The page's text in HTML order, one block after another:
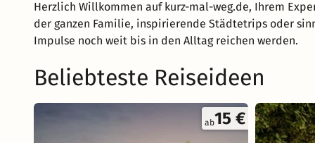
Herzlich Willkommen auf kurz-mal-weg.de, Ihrem
der ganzen Familie, inspirierende Städtetrips oder
Impulse noch weit bis in den Alltag reichen werden.
Beliebteste Reiseideen
ab15 €